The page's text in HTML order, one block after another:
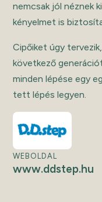
nemcsak jól néznek
kényelmet is
Cipőiket úgy
következő
minden lépése egy
tett lépés legyen.
WEBOLDAL
www.ddstep.hu